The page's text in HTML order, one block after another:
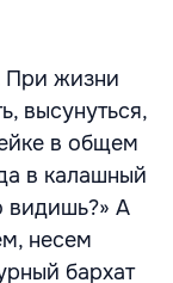
При жизни
высунуться,
в общем
в калашный
видишь?» А
несем
бархат